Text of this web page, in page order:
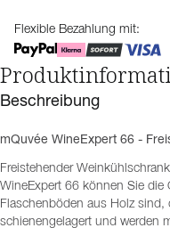
Flexible Bezahlung mit:
Beschreibung
mQuvée WineExpert 66 -
Freistehender
WineExpert 66 können Sie die
Flaschenböden aus Holz sind,
schienengelagert und werden